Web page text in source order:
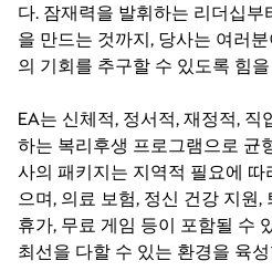
다. 잠재력을 발휘하는 리더십
을 만드는 것까지, 당사는 여러
의 기회를 추구할 수 있도록 힘
EA는 신체적, 정서적, 재정적,
하는 복리후생 프로그램으로 균
사의 패키지는 지역적 필요에
으며, 의료 보험, 정신 건강 지원,
휴가, 무료 게임 등이 포함될 수
최선을 다할 수 있는 환경을 육